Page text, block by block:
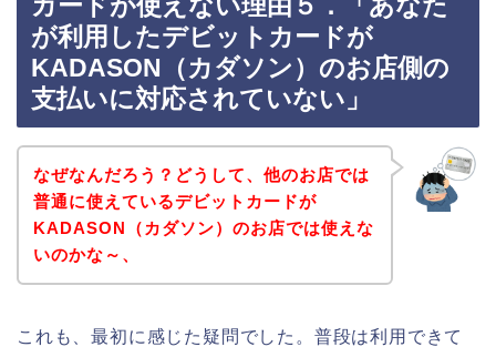
が利用したデビットカードが
KADASON（カダソン）のお店側の
支払いに対応されていない」
なぜなんだろう？どうして、他のお店では
普通に使えているデビットカードが
KADASON（カダソン）のお店では使えな
いのかな～、
これも、最初に感じた疑問でした。普段は利用できて